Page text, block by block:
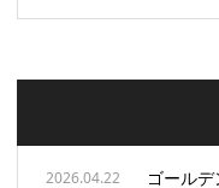
2026.04.22 ゴール